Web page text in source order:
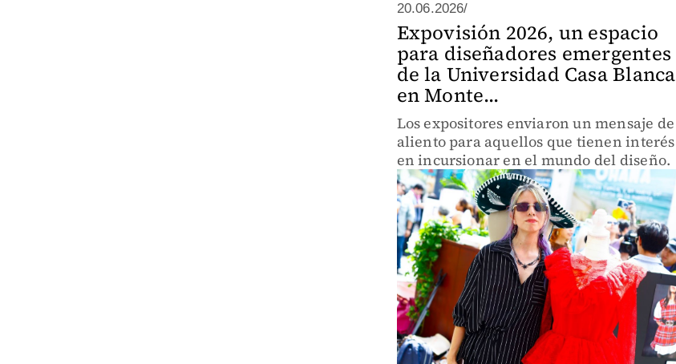
20.06.2026/
Expovisión 2026, un espacio
para diseñadores emergentes
de la Universidad Casa Blanca
en Monte...
Los expositores enviaron un mensaje de
aliento para aquellos que tienen interés
en incursionar en el mundo del diseño.